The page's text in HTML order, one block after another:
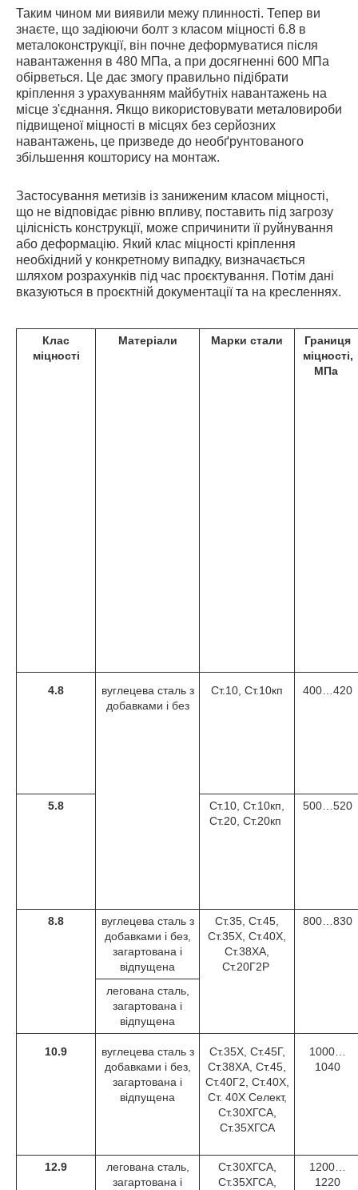
Таким чином ми виявили межу плинності. Тепер ви
знаєте, що задіюючи болт з класом міцності 6.8 в
металоконструкції, він почне деформуватися після
навантаження в 480 МПа, а при досягненні 600 МПа
обірветься. Це дає змогу правильно підібрати
кріплення з урахуванням майбутніх навантажень на
місце з'єднання. Якщо використовувати металовироби
підвищеної міцності в місцях без серйозних
навантажень, це призведе до необґрунтованого
збільшення кошторису на монтаж.
Застосування метизів із заниженим класом міцності,
що не відповідає рівню впливу, поставить під загрозу
цілісність конструкції, може спричинити її руйнування
або деформацію. Який клас міцності кріплення
необхідний у конкретному випадку, визначається
шляхом розрахунків під час проєктування. Потім дані
вказуються в проєктній документації та на кресленнях.
Клас
міцності
Матеріали Марки стали
Границя
міцності,
МПа
4.8
вуглецева сталь з
добавками і без
Ст.10, Ст.10кп 400…420
5.8
Ст.10, Ст.10кп,
Ст.20, Ст.20кп
500…520
8.8
вуглецева сталь з
добавками і без,
загартована і
відпущена
Ст.35, Ст.45,
Ст.35Х, Ст.40Х,
Ст.38ХА,
Ст.20Г2Р
800…830
легована сталь,
загартована і
відпущена
10.9
вуглецева сталь з
добавками і без,
загартована і
відпущена
Ст.35Х, Ст.45Г,
Ст.38ХА, Ст.45,
Ст.40Г2, Ст.40Х,
Ст. 40Х Селект,
Ст.30ХГСА,
Ст.35ХГСА
1000…
1040
12.9
легована сталь,
загартована і
Ст.30ХГСА,
Ст.35ХГСА,
1200…
1220